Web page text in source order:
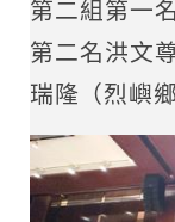
第二組第一
第二名洪文
瑞隆（烈嶼